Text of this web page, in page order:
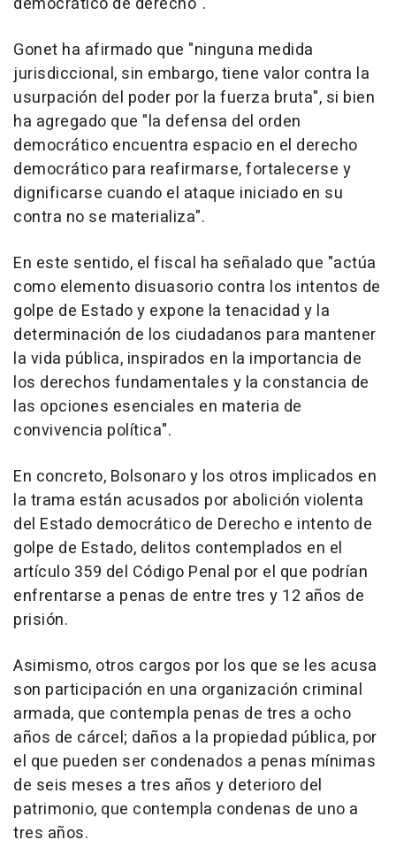
Gonet ha afirmado que "ninguna medida
jurisdiccional, sin embargo, tiene valor contra la
usurpación del poder por la fuerza bruta", si bien
ha agregado que "la defensa del orden
democrático encuentra espacio en el derecho
democrático para reafirmarse, fortalecerse y
dignificarse cuando el ataque iniciado en su
contra no se materializa".
En este sentido, el fiscal ha señalado que "actúa
como elemento disuasorio contra los intentos de
golpe de Estado y expone la tenacidad y la
determinación de los ciudadanos para mantener
la vida pública, inspirados en la importancia de
los derechos fundamentales y la constancia de
las opciones esenciales en materia de
convivencia política".
En concreto, Bolsonaro y los otros implicados en
la trama están acusados por abolición violenta
del Estado democrático de Derecho e intento de
golpe de Estado, delitos contemplados en el
artículo 359 del Código Penal por el que podrían
enfrentarse a penas de entre tres y 12 años de
prisión.
Asimismo, otros cargos por los que se les acusa
son participación en una organización criminal
armada, que contempla penas de tres a ocho
años de cárcel; daños a la propiedad pública, por
el que pueden ser condenados a penas mínimas
de seis meses a tres años y deterioro del
patrimonio, que contempla condenas de uno a
tres años.